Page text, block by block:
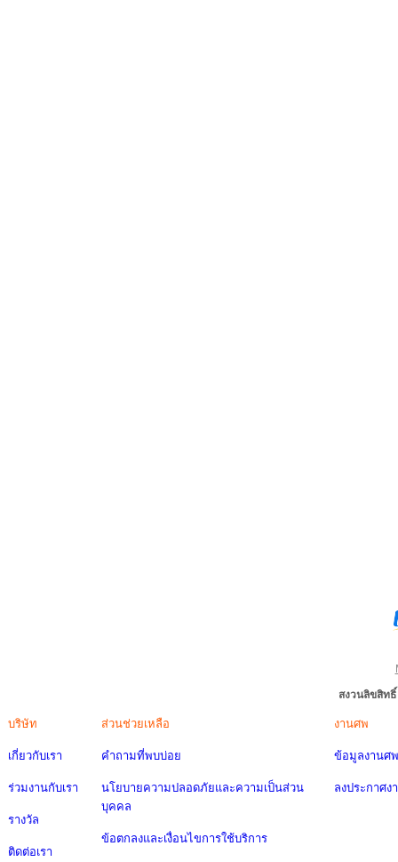
สงวนลิขสิท
บริษัท
เกี่ยวกับเรา
ร่วมงานกับเรา
รางวัล
ติดต่อเรา
ส่วนช่วยเหลือ
คำถามที่พบบ่อย
นโยบายความปลอดภัยและความเป็นส่วน
บุคคล
ข้อตกลงและเงื่อนไขการใช้บริการ
งานศพ
ข้อมูลงานศพ
ลงประกาศง